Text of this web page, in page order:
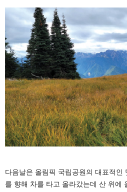
다음날은 올림픽 국립공원의 대표적
를 향해 차를 타고 올라갔는데 산 위에